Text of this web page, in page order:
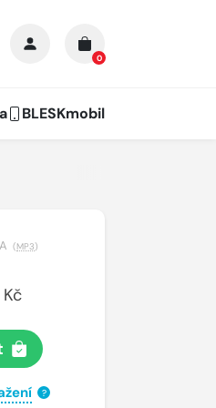
0
BLESKmobil
(MP3)
Kč
?